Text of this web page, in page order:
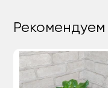
Рекомендуем